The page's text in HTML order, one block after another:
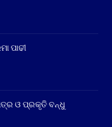
ପାଢୀ
ଓ ପ୍ରକୃତି ବନ୍ଧୁ